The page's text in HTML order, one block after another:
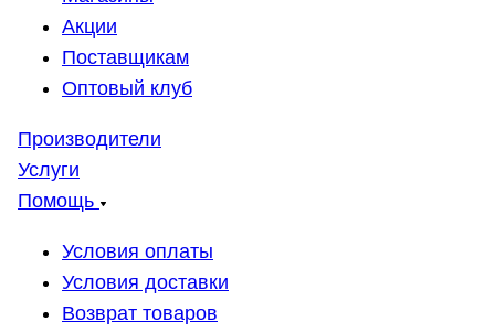
Акции
Поставщикам
Оптовый клуб
Производители
Услуги
Помощь
Условия оплаты
Условия доставки
Возврат товаров